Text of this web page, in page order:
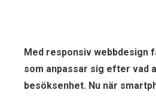
Med responsiv webbdesign
som anpassar sig efter vad
besöksenhet. Nu när